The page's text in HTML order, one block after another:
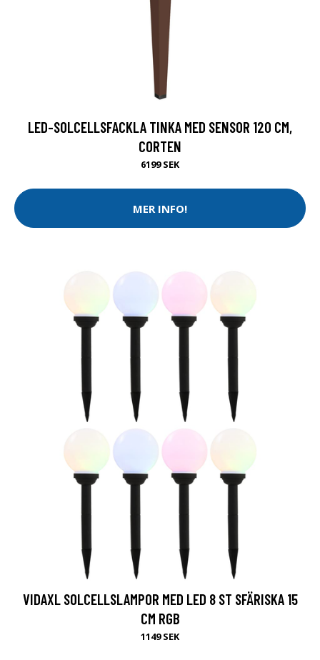
LED-SOLCELLSFACKLA TINKA MED SENSOR 120 CM,
CORTEN
6199 SEK
MER INFO!
VIDAXL SOLCELLSLAMPOR MED LED 8 ST SFÄRISKA 15
CM RGB
1149 SEK